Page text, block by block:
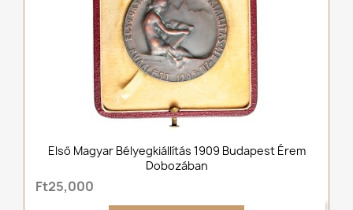
Első Magyar Bélyegkiállítás 1909 Budapest Érem
Dobozában
Ft25,000